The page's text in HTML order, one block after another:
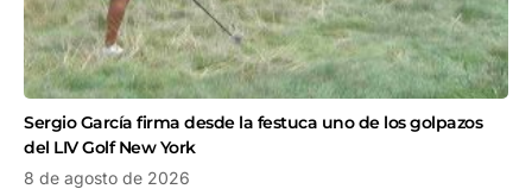
Sergio García firma desde la festuca uno de los golpazos
del LIV Golf New York
8 de agosto de 2026